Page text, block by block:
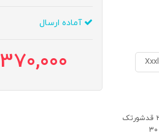
Xxxl
سایز: سایزs:قد تاپ ۳۲ عرض ۲۸ قدشورتک ۲۶ سایزm:قدتاپ۳۵ عرض ۲۹ قدشورتک
۲۷ سایزL:قدتاپ۳۹ عرض۳۰قدشورتک ۲۹ سایزxl:قدتاپ۴۱عرض۳۲قدشورتک ۳۰
آماده ارسال
370,000